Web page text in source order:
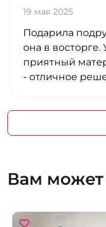
19 мая 2025
Подарила
она в
приятный
- отличное
Вам может